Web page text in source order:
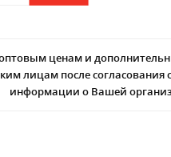
ценам и
лицам после
информации о Вашей